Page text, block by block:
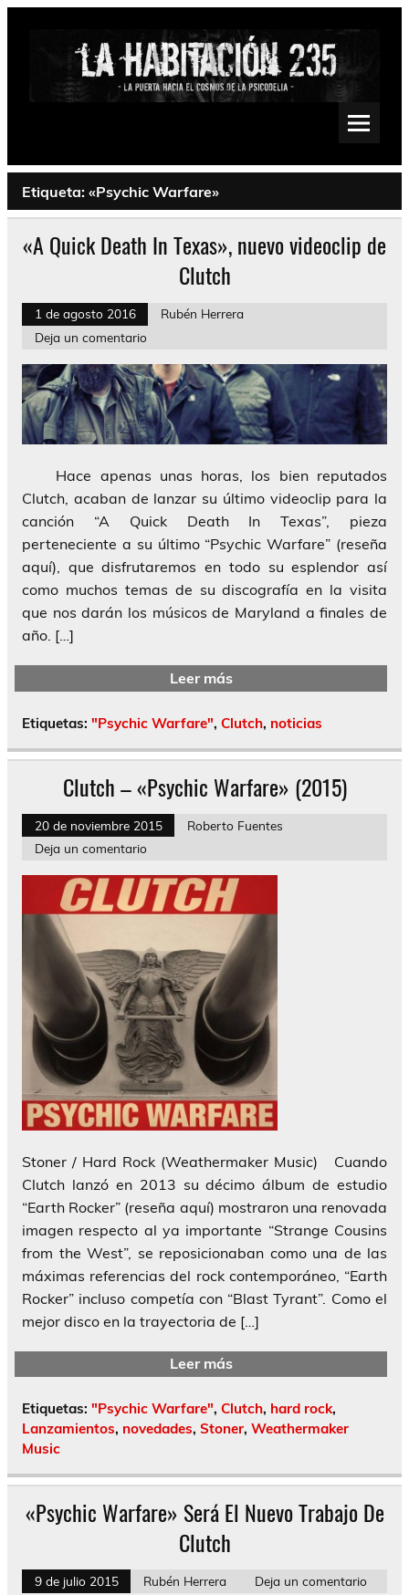
Saltar
Psychedelic, Stoner, Doom, Sludge, Fuzz, Space, Drone
Etiqueta: «Psychic Warfare»
«A Quick Death In Texas», nuevo videoclip de
Clutch
1 de agosto 2016
Rubén Herrera
Deja un comentario
Hace apenas unas horas, los bien reputados
Clutch, acaban de lanzar su último videoclip para la
canción “A Quick Death In Texas”, pieza
perteneciente a su último “Psychic Warfare” (reseña
aquí), que disfrutaremos en todo su esplendor así
como muchos temas de su discografía en la visita
que nos darán los músicos de Maryland a finales de
año. […]
Leer más
Etiquetas: "Psychic Warfare", Clutch, noticias
Clutch – «Psychic Warfare» (2015)
20 de noviembre 2015
Roberto Fuentes
Deja un comentario
Stoner / Hard Rock (Weathermaker Music) Cuando
Clutch lanzó en 2013 su décimo álbum de estudio
“Earth Rocker” (reseña aquí) mostraron una renovada
imagen respecto al ya importante “Strange Cousins
from the West”, se reposicionaban como una de las
máximas referencias del rock contemporáneo, “Earth
Rocker” incluso competía con “Blast Tyrant”. Como el
mejor disco en la trayectoria de […]
Leer más
Etiquetas: "Psychic Warfare", Clutch, hard rock,
Lanzamientos, novedades, Stoner, Weathermaker
Music
«Psychic Warfare» Será El Nuevo Trabajo De
Clutch
9 de julio 2015 Rubén Herrera Deja un comentario